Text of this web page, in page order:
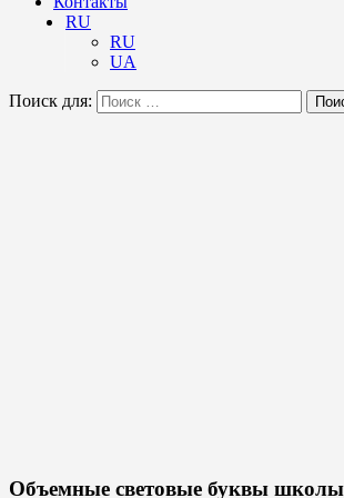
RU
RU
UA
Поиск для:
Объемные световые буквы